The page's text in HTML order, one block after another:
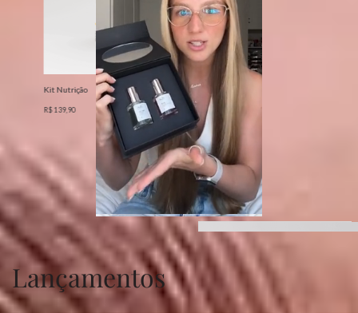
Lançamentos